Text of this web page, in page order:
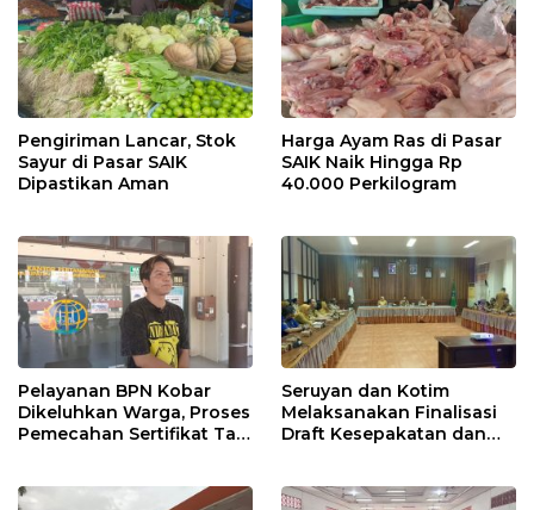
Pengiriman Lancar, Stok
Sayur di Pasar SAIK
Dipastikan Aman
Harga Ayam Ras di Pasar
SAIK Naik Hingga Rp
40.000 Perkilogram
Pelayanan BPN Kobar
Dikeluhkan Warga, Proses
Pemecahan Sertifikat Tak
Seruyan dan Kotim
Melaksanakan Finalisasi
Draft Kesepakatan dan